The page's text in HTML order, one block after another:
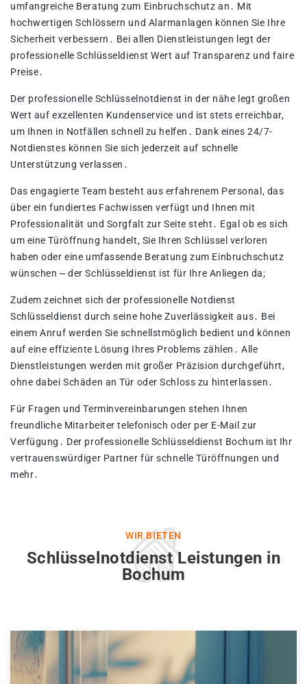
umfangreiche Beratung zum Einbruchschutz an․ Mit
hochwertigen Schlössern und Alarmanlagen können Sie Ihre
Sicherheit verbessern․ Bei allen Dienstleistungen legt der
professionelle Schlüsseldienst Wert auf Transparenz und faire
Preise․
Der professionelle Schlüsselnotdienst in der nähe legt großen
Wert auf exzellenten Kundenservice und ist stets erreichbar,
um Ihnen in Notfällen schnell zu helfen․ Dank eines 24/7-
Notdienstes können Sie sich jederzeit auf schnelle
Unterstützung verlassen․
Das engagierte Team besteht aus erfahrenem Personal, das
über ein fundiertes Fachwissen verfügt und Ihnen mit
Professionalität und Sorgfalt zur Seite steht․ Egal ob es sich
um eine Türöffnung handelt, Sie Ihren Schlüssel verloren
haben oder eine umfassende Beratung zum Einbruchschutz
wünschen ⎼ der Schlüsseldienst ist für Ihre Anliegen da;
Zudem zeichnet sich der professionelle Notdienst
Schlüsseldienst durch seine hohe Zuverlässigkeit aus․ Bei
einem Anruf werden Sie schnellstmöglich bedient und können
auf eine effiziente Lösung Ihres Problems zählen․ Alle
Dienstleistungen werden mit großer Präzision durchgeführt,
ohne dabei Schäden an Tür oder Schloss zu hinterlassen․
Für Fragen und Terminvereinbarungen stehen Ihnen
freundliche Mitarbeiter telefonisch oder per E-Mail zur
Verfügung․ Der professionelle Schlüsseldienst Bochum ist Ihr
vertrauenswürdiger Partner für schnelle Türöffnungen und
mehr․
WIR BIETEN
Schlüsselnotdienst Leistungen in
Bochum